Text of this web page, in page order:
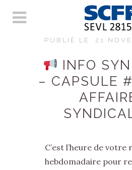
PUBLIÉ LE 21
INFO
– CAPSULE
C’est l’heure de
hebdomadaire pour